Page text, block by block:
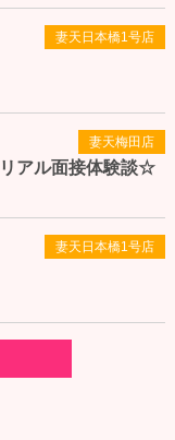
妻天日本橋1号店
リアル面接体験談☆
妻天梅田店
妻天日本橋1号店